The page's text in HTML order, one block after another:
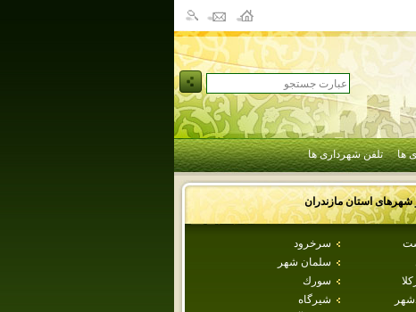
ها تلفن شهرداری ها
شهرهای استانمازندران
سرخرود
سلمان شهر
سورك
شيرگاه